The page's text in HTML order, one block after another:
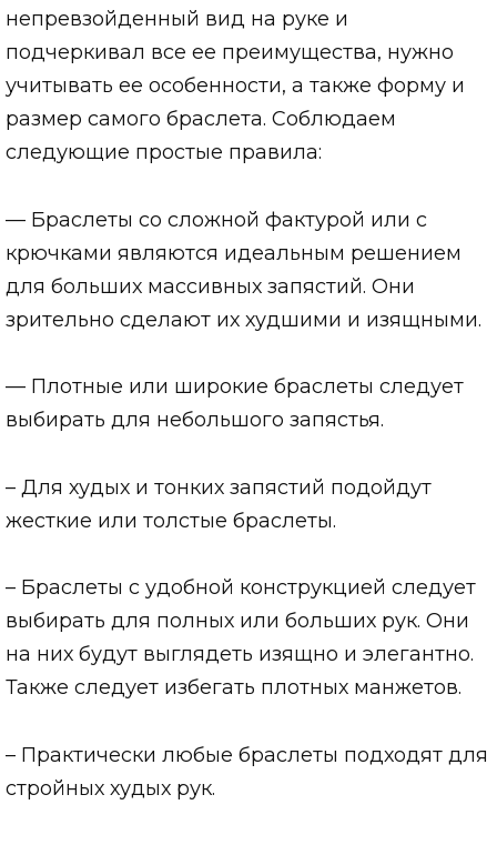
непревзойденный вид на руке и
подчеркивал все ее преимущества, нужно
учитывать ее особенности, а также форму и
размер самого браслета. Соблюдаем
следующие простые правила:
— Браслеты со сложной фактурой или с
крючками являются идеальным решением
для больших массивных запястий. Они
зрительно сделают их худшими и изящными.
— Плотные или широкие браслеты следует
выбирать для небольшого запястья.
– Для худых и тонких запястий подойдут
жесткие или толстые браслеты.
– Браслеты с удобной конструкцией следует
выбирать для полных или больших рук. Они
на них будут выглядеть изящно и элегантно.
Также следует избегать плотных манжетов.
– Практически любые браслеты подходят для
стройных худых рук.